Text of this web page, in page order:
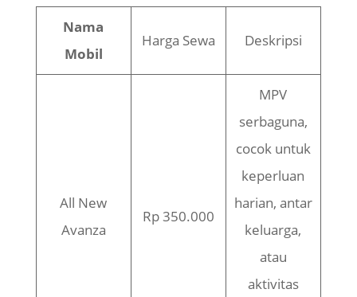
Nama
Mobil
Harga Sewa Deskripsi
All New
Avanza
Rp 350.000
MPV
serbaguna,
cocok untuk
keperluan
harian, antar
keluarga,
atau
aktivitas